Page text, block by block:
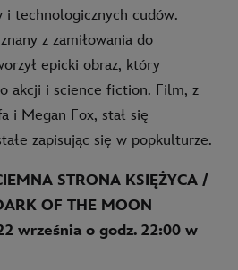
i technologicznych cudów.
z zamiłowania do
epicki obraz, który
akcji i science fiction. Film, z
i Megan Fox, stał się
zapisując się w popkulturze.
STRONA KSIĘŻYCA /
OF THE MOON
września o godz. 22:00 w